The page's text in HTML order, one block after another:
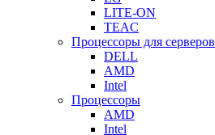
LITE-ON
TEAC
Процессоры для серверов
DELL
AMD
Intel
Процессоры
AMD
Intel